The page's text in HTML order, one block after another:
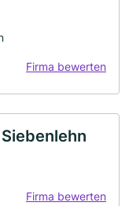
Firma bewerten
Firma bewerten